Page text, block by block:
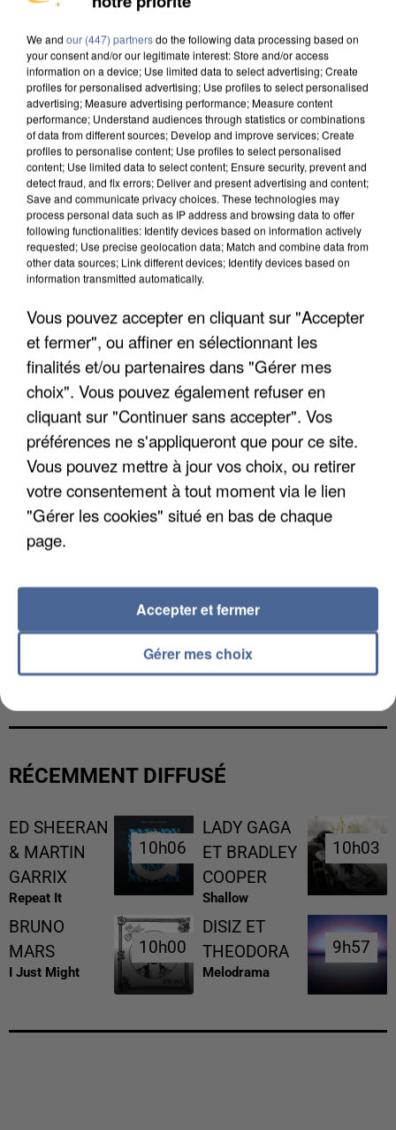
APRÈS TOUTES CES CANICULES, LES REFUGES
DE FAUNE SAUVAGE SONT...
L’UN DES FONDATEURS SUPPOSÉS DE LA DZ
MAFIA INTERPELLÉ EN ALGÉRIE
RÉCEMMENT DIFFUSÉ
ED SHEERAN
& MARTIN
GARRIX
Repeat It
10h06
10h06
LADY GAGA
ET BRADLEY
COOPER
Shallow
10h03
10h03
BRUNO
MARS
I Just Might
10h00
10h00
DISIZ ET
THEODORA
Melodrama
9h57
9h57
We and our (447) partnersdo the following data processing based on
your consent and/or our legitimate interest: Store and/or access
information on a device; Use limited data to select advertising; Create
profiles for personalised advertising; Use profiles to select personalised
advertising; Measure advertising performance; Measure content
performance; Understand audiences through statistics or combinations
of data from different sources; Develop and improve services; Create
profiles to personalise content; Use profiles to select personalised
content; Use limited data to select content; Ensure security, prevent and
detect fraud, and fix errors; Deliver and present advertising and content;
Save and communicate privacy choices. These technologies may
process personal data such as IP address and browsing data to offer
following functionalities: Identify devices based on information actively
requested; Use precise geolocation data; Match and combine data from
other data sources; Link different devices; Identify devices based on
information transmitted automatically.
Vous pouvez accepter en cliquant sur "Accepter
et fermer", ou affiner en sélectionnant les
finalités et/ou partenaires dans "Gérer mes
choix". Vous pouvez également refuser en
cliquant sur "Continuer sans accepter". Vos
préférences ne s'appliqueront que pour ce site.
Vous pouvez mettre à jour vos choix, ou retirer
votre consentement à tout moment via le lien
"Gérer les cookies" situé en bas de chaque
page.
Gérer mes choix
Accepter et fermer